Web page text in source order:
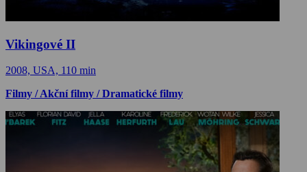
Vikingové II
2008, USA, 110 min
Filmy / Akční filmy / Dramatické filmy